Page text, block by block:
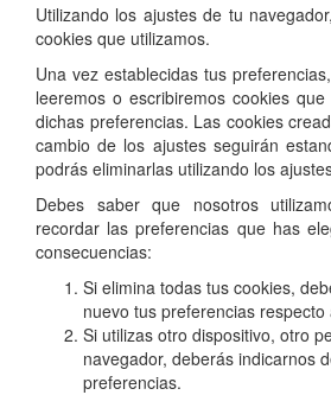
Utilizando los ajustes de tu
cookies que utilizamos.
Una vez establecidas tus
leeremos o escribiremos cookies
dichas preferencias. Las cookies
cambio de los ajustes seguirán
podrás eliminarlas utilizando los
Debes saber que nosotros
recordar las preferencias que has
consecuencias:
Si elimina todas tus cookies,
nuevo tus preferencias
Si utilizas otro dispositivo, otro
navegador, deberás indicarnos
preferencias.